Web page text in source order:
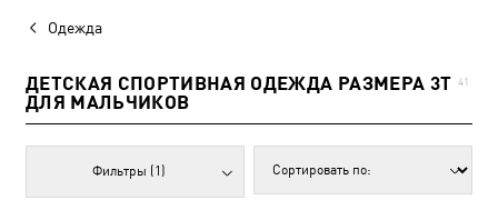
Одежда
ДЕТСКАЯ СПОРТИВНАЯ ОДЕЖДА РАЗМЕРА 3T
ДЛЯ МАЛЬЧИКОВ
41
Фильтры (1)